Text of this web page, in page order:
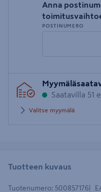
Anna
POSTINUMERO
postinumero
Saatavilla 51
Valitse myymälä
Tuotteen kuvaus
Tuotenumero: 500857176